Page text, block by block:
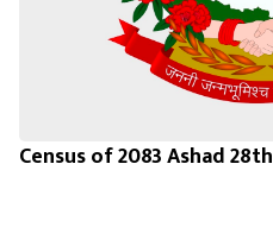
Census of 2083 Ashad 28th